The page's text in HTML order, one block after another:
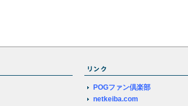
POGファン倶楽部
netkeiba.com